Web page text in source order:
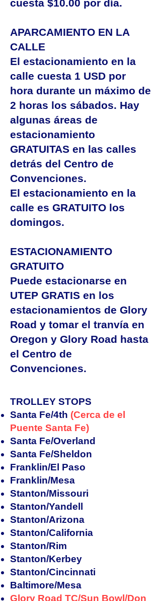
cuesta $10.00 por día.
APARCAMIENTO EN LA
CALLE
El estacionamiento en la
calle cuesta 1 USD por
hora durante un máximo de
2 horas los sábados. Hay
algunas áreas de
estacionamiento
GRATUITAS en las calles
detrás del Centro de
Convenciones.
El estacionamiento en la
calle es GRATUITO los
domingos.
ESTACIONAMIENTO
GRATUITO
Puede estacionarse en
UTEP GRATIS en los
estacionamientos de Glory
Road y tomar el tranvía en
Oregon y Glory Road hasta
el Centro de
Convenciones.
​TROLLEY STOPS
Santa Fe/4th (Cerca de el
Puente Santa Fe)
Santa Fe/Overland
Santa Fe/Sheldon
Franklin/El Paso
Franklin/Mesa
Stanton/Missouri
Stanton/Yandell
Stanton/Arizona
Stanton/California
Stanton/Rim
Stanton/Kerbey
Stanton/Cincinnati
Baltimore/Mesa
Glory Road TC/Sun Bowl/Don